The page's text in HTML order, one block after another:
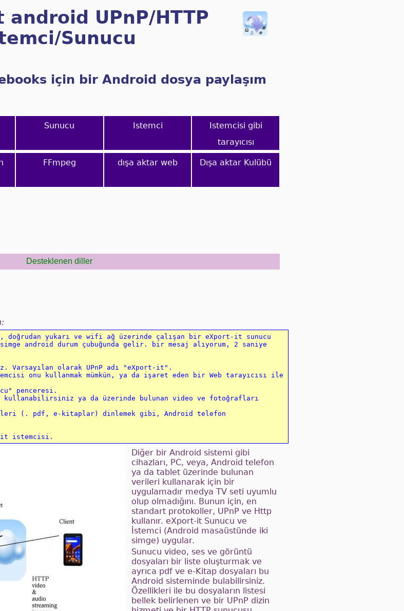
UPnP/HTTP
Sunucu
için bir Android dosya paylaşım
Sunucu Istemci
Istemcisi gibi
tarayıcısı
FFmpeg dışa aktar web Dışa aktar Kulübü
Desteklenen diller
doğrudan yukarı ve wifi ağ üzerinde çalışan bir eXport-it sunucu
android durum çubuğunda gelir. bir mesaj alıyorum, 2 saniye
Varsayılan olarak UPnP adı "eXport-it".
onu kullanmak mümkün, ya da işaret eden bir Web tarayıcısı ile
penceresi.
kullanabilirsiniz ya da üzerinde bulunan video ve fotoğrafları
(. pdf, e-kitaplar) dinlemek gibi, Android telefon
Diğer bir Android sistemi gibi
cihazları, PC, veya, Android telefon
ya da tablet üzerinde bulunan
verileri kullanarak için bir
uygulamadır medya TV seti uyumlu
olup olmadığını. Bunun için, en
standart protokoller, UPnP ve Http
kullanır. eXport-it Sunucu ve
İstemci (Android masaüstünde iki
simge) uygular.
Sunucu video, ses ve görüntü
dosyaları bir liste oluşturmak ve
ayrıca pdf ve e-Kitap dosyaları bu
Android sisteminde bulabilirsiniz.
Özellikleri ile bu dosyaların listesi
bellek belirlenen ve bir UPnP dizin